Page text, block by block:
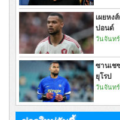
เผยหง
ปอนด์
วันจันทร์
ซานเช
ยุโรป
วันจันทร์